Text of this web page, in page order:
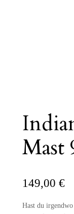
Mast
149,00 €
Hast du